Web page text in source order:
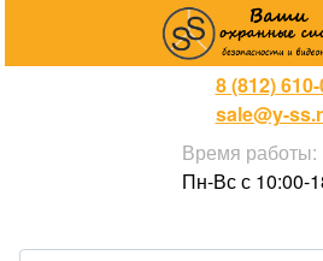
8 (812) 610-
sale@y-
Время работы:
Пн-Вс с 10:00-